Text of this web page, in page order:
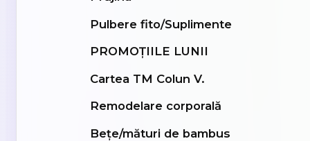
Pulbere fito/Suplimente
PROMOȚIILE LUNII
Cartea TM Colun V.
Remodelare corporală
Bețe/mături de bambus